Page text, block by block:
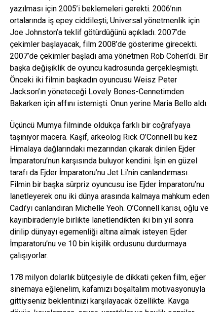
yazılması için 2005’i beklemeleri gerekti. 2006’nın
ortalarında iş epey ciddileşti; Universal yönetmenlik için
Joe Johnston’a teklif götürdüğünü açıkladı. 2007’de
çekimler başlayacak, film 2008’de gösterime girecekti.
2007’de çekimler başladı ama yönetmen Rob Cohen’di. Bir
başka değişiklik de oyuncu kadrosunda gerçekleşmişti.
Önceki iki filmin başkadın oyuncusu Weisz Peter
Jackson’ın yöneteceği Lovely Bones-Cennetimden
Bakarken için affını istemişti. Onun yerine Maria Bello aldı.
Üçüncü Mumya filminde oldukça farklı bir coğrafyaya
taşınıyor macera. Kaşif, arkeolog Rick O’Connell bu kez
Himalaya dağlarındaki mezarından çıkarak dirilen Ejder
İmparatoru’nun karşısında buluyor kendini. İşin en güzel
tarafı da Ejder İmparatoru’nu Jet Li’nin canlandırması.
Filmin bir başka sürpriz oyuncusu ise Ejder İmparatoru’nu
lanetleyerek onu iki dünya arasında kalmaya mahkum eden
Cadı’yı canlandıran Michelle Yeoh. O’Connell karısı, oğlu ve
kayınbiraderiyle birlikte lanetlendikten iki bin yıl sonra
dirilip dünyayı egemenliği altına almak isteyen Ejder
İmparatoru’nu ve 10 bin kişilik ordusunu durdurmaya
çalışıyorlar.
178 milyon dolarlık bütçesiyle de dikkati çeken film, eğer
sinemaya eğlenelim, kafamızı boşaltalım motivasyonuyla
gittiyseniz beklentinizi karşılayacak özellikte. Kavga